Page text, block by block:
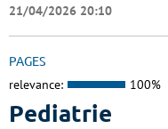
21/04/2026 20:10
PAGES
relevance: 100%
Pediatrie